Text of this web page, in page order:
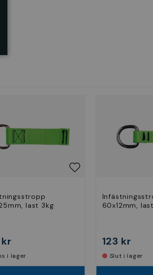
last 3kg
kr
i lager
60x12mm,
123 kr
Slut i lager